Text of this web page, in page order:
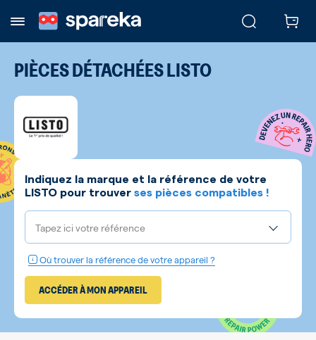
PIÈCES DÉTACHÉESLISTO
Indiquez la marque et la référence de votre
LISTO pour trouver ses pièces compatibles !
Tapez ici votre référence
Où trouver la référence de votre appareil ?
ACCÉDER À MON APPAREIL